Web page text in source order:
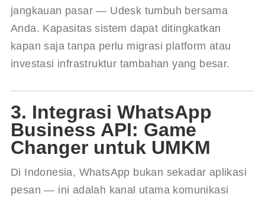
jangkauan pasar — Udesk tumbuh bersama
Anda. Kapasitas sistem dapat ditingkatkan
kapan saja tanpa perlu migrasi platform atau
investasi infrastruktur tambahan yang besar.
3. Integrasi WhatsApp
Business API: Game
Changer untuk UMKM
Di Indonesia, WhatsApp bukan sekadar aplikasi
pesan — ini adalah kanal utama komunikasi